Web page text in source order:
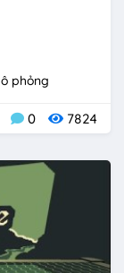
phỏng
0 7824